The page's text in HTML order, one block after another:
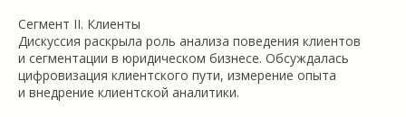
Сегмент II. Клиенты
Дискуссия раскрыла роль анализа поведения клиентов
и сегментации в юридическом бизнесе. Обсуждалась
цифровизация клиентского пути, измерение опыта
и внедрение клиентской аналитики.